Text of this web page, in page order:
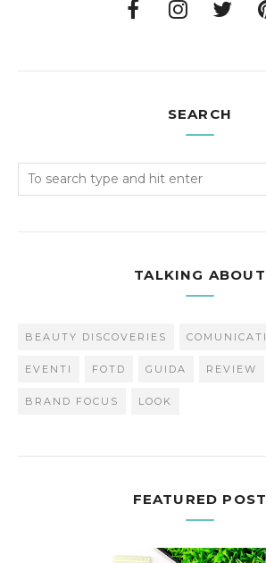
SEARCH
TALKING ABOUT
BEAUTY DISCOVERIES
EVENTI FOTD GUIDA REVIEW
BRAND FOCUS LOOK
FEATURED POST